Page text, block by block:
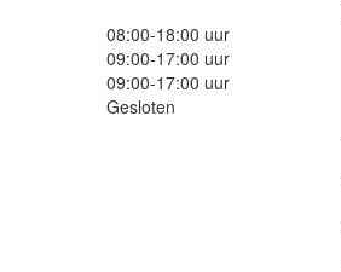
08:00-18:00 uur
09:00-17:00 uur
09:00-17:00 uur
Gesloten